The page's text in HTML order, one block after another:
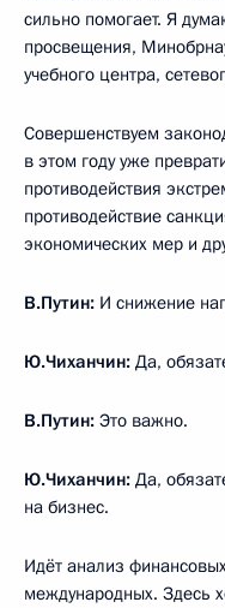
сильно помогает. Я
просвещения,
учебного центра,
Совершенствуем
в этом году уже
противодействия
противодействие
экономических мер и
В.Путин: И снижение
Ю.Чиханчин: Да,
В.Путин: Это важно.
Ю.Чиханчин: Да,
на бизнес.
Идёт анализ
международных. Здесь